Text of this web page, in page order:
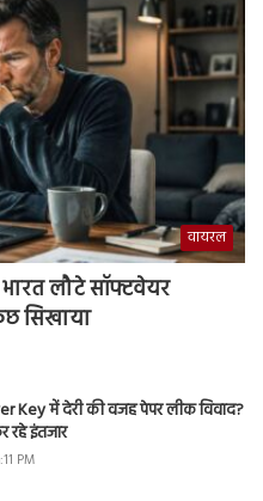
वायरल
लौटे सॉफ्टवेयर
सिखाया
Key में देरी की वजह पेपर लीक विवाद?
रहे इंतजार
PM